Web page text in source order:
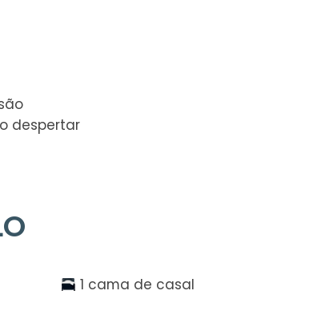
despertar
1 cama de casal